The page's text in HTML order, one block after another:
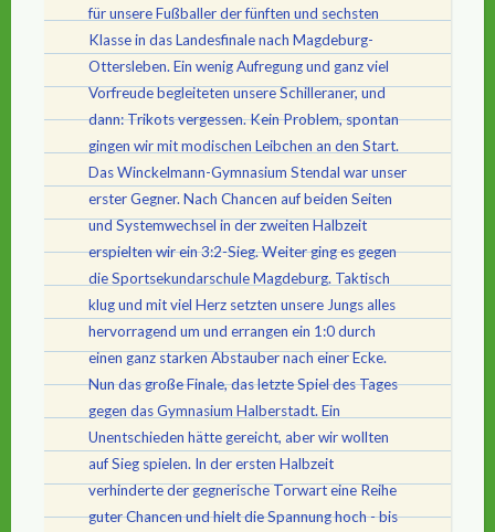
für unsere Fußballer der fünften und sechsten
Klasse in das Landesfinale nach Magdeburg-
Ottersleben. Ein wenig Aufregung und ganz viel
Vorfreude begleiteten unsere Schilleraner, und
dann: Trikots vergessen. Kein Problem, spontan
gingen wir mit modischen Leibchen an den Start.
Das Winckelmann-Gymnasium Stendal war unser
erster Gegner. Nach Chancen auf beiden Seiten
und Systemwechsel in der zweiten Halbzeit
erspielten wir ein 3:2-Sieg. Weiter ging es gegen
die Sportsekundarschule Magdeburg. Taktisch
klug und mit viel Herz setzten unsere Jungs alles
hervorragend um und errangen ein 1:0 durch
einen ganz starken Abstauber nach einer Ecke.
Nun das große Finale, das letzte Spiel des Tages
gegen das Gymnasium Halberstadt. Ein
Unentschieden hätte gereicht, aber wir wollten
auf Sieg spielen. In der ersten Halbzeit
verhinderte der gegnerische Torwart eine Reihe
guter Chancen und hielt die Spannung hoch - bis